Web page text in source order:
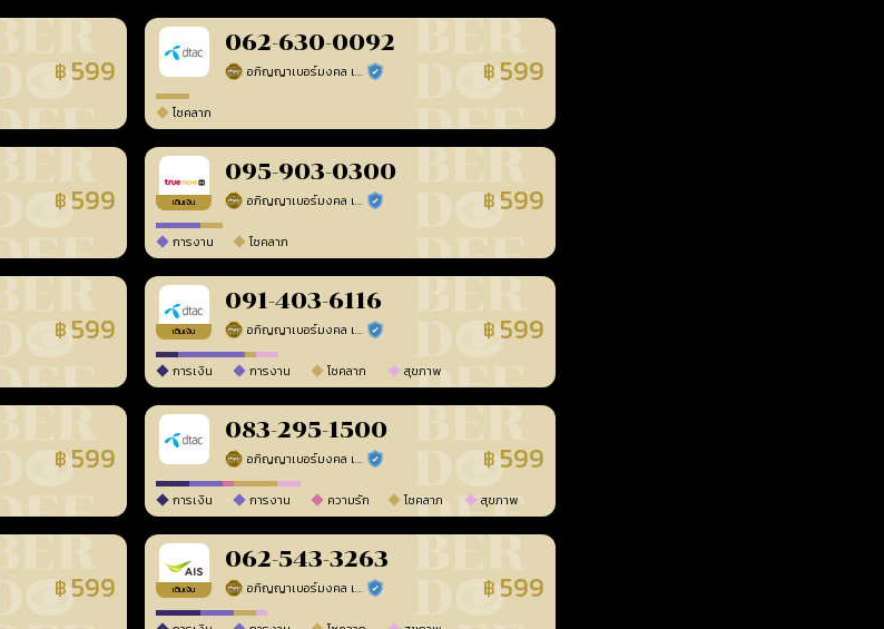
฿ 599
062-630-0092
อภิญญาเบอร์มงคล เบอร์สวยเลขศาสตร์ ร้านยืนยันแล้ว ฿ 599
โชคลาภ
฿ 599 เติมเงิน
095-903-0300
อภิญญาเบอร์มงคล เบอร์สวยเลขศาสตร์ ร้านยืนยันแล้ว ฿ 599
การงาน โชคลาภ
฿ 599 เติมเงิน
091-403-6116
อภิญญาเบอร์มงคล เบอร์สวยเลขศาสตร์ ร้านยืนยันแล้ว ฿ 599
การเงิน การงาน โชคลาภ สุขภาพ
฿ 599
083-295-1500
อภิญญาเบอร์มงคล เบอร์สวยเลขศาสตร์ ร้านยืนยันแล้ว ฿ 599
การเงิน การงาน ความรัก โชคลาภ สุขภาพ
฿ 599 เติมเงิน
062-543-3263
อภิญญาเบอร์มงคล เบอร์สวยเลขศาสตร์ ร้านยืนยันแล้ว ฿ 599